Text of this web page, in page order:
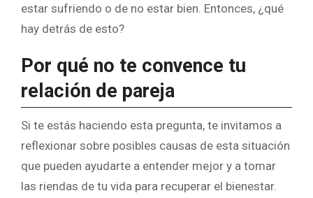
estar sufriendo o de no estar bien. Entonces, ¿qué
hay detrás de esto?
Por qué no te convence tu
relación de pareja
Si te estás haciendo esta pregunta, te invitamos a
reflexionar sobre posibles causas de esta situación
que pueden ayudarte a entender mejor y a tomar
las riendas de tu vida para recuperar el bienestar.